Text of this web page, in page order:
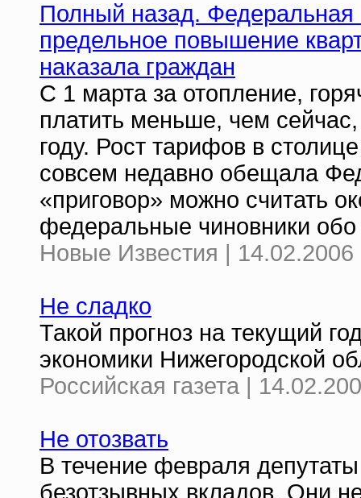
Полный назад.
предельное повышение
наказала граждан
С 1 марта за отопление,
платить меньше, чем
году. Рост тарифов в
совсем недавно обещала
«приговор» можно считать
федеральные чиновники
Новые Известия | 14.02.2006
Не сладко
Такой прогноз на текущий
экономики Нижегородской
Российская газета |
Не отозвать
В течение февраля
безотзывных вкладов. Они